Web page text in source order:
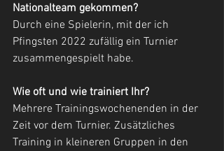
Nationalteam gekommen?
Durch eine Spielerin, mit der ich
Pfingsten 2022 zufällig ein Turnier
zusammengespielt habe.
Wie oft und wie trainiert Ihr?
Mehrere Trainingswochenenden in der
Zeit vor dem Turnier. Zusätzliches
Training in kleineren Gruppen in den